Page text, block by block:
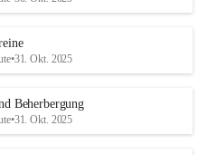
•31. Okt. 2025
Beherbergung
•31. Okt. 2025